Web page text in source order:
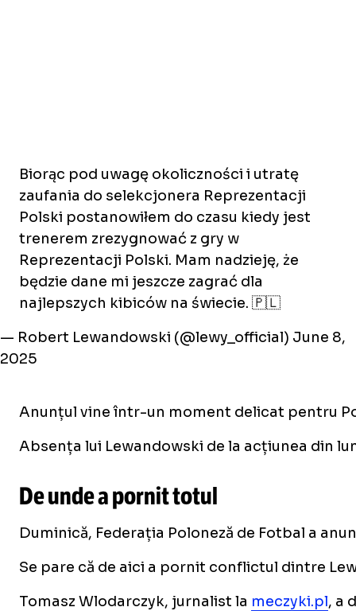
Biorąc pod uwagę okoliczności i utratę
zaufania do selekcjonera Reprezentacji
Polski postanowiłem do czasu kiedy jest
trenerem zrezygnować z gry w
Reprezentacji Polski. Mam nadzieję, że
będzie dane mi jeszcze zagrać dla
najlepszych kibiców na świecie. 🇵🇱
— Robert Lewandowski (@lewy_official) June 8,
2025
Anunțul vine într-un moment delicat pentru
Absența lui Lewandowski de la acțiunea din
De unde a pornit totul
Duminică, Federația Poloneză de Fotbal a
Se pare că de aici a pornit conflictul dintre
Tomasz Wlodarczyk, jurnalist la meczyki.pl, a